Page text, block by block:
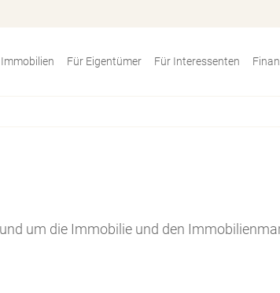
Immobilien Für Eigentümer Für Interessenten
um die Immobilie und den